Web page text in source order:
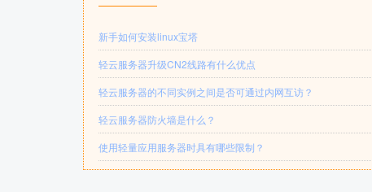
新手如何安装linux宝塔
轻云服务器升级CN2线路有什么优点
轻云服务器的不同实例之间是否可通过内网互访？
轻云服务器防火墙是什么？
使用轻量应用服务器时具有哪些限制？